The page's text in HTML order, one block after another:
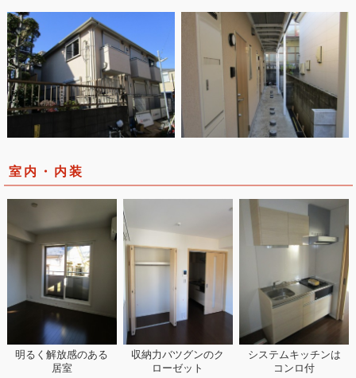
室内・内装
明るく解放感のある
居室
収納力バツグンのク
ローゼット
システムキッチンは
コンロ付